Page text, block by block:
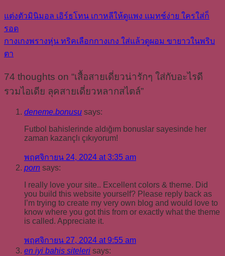
แต่งตัวมินิมอล เอิร์ธโทน เกาหลีให้ดูแพง แมทช์ง่าย ใครใส่ก็
รอด
กางเกงพรางหุ่น ทริคเลือกกางเกง ใส่แล้วดูผอม ขายาวในพริบ
ตา
74 thoughts on “เสื้อสายเดี่ยวน่ารักๆ ใส่กับอะไรดี
รวมไอเดีย ลุคสายเดี่ยวหลากสไตล์”
deneme.bonusu says:
Futbol bahislerinde aldığım bonuslar sayesinde her
zaman kazançlı çıkıyorum!
พฤศจิกายน 24, 2024 at 3:35 am
porn says:
I really love your site.. Excellent colors & theme. Did
you build this website yourself? Please reply back as
I’m trying to create my very own blog and would love to
know where you got this from or exactly what the theme
is called. Appreciate it.
พฤศจิกายน 27, 2024 at 9:55 am
en iyi bahis siteleri says: